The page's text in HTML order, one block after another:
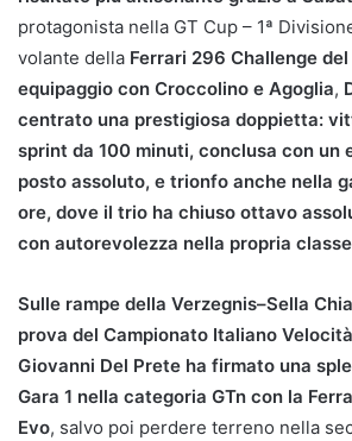
protagonista nella GT Cup – 1ª
volante della Ferrari 296 Challenge
equipaggio con Croccolino e Agoglia,
centrato una prestigiosa doppietta:
sprint da 100 minuti, conclusa con un
posto assoluto, e trionfo anche nella
ore, dove il trio ha chiuso ottavo
con autorevolezza nella propria
Sulle rampe della Verzegnis–Sella
prova del Campionato Italiano
Giovanni Del Prete ha firmato una
Gara 1 nella categoria GTn con la
Evo, salvo poi perdere terreno nella